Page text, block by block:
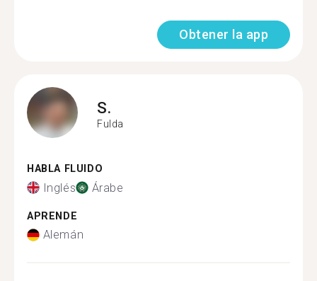
Obtener la app
S.
Fulda
HABLA FLUIDO
Inglés Árabe
APRENDE
Alemán